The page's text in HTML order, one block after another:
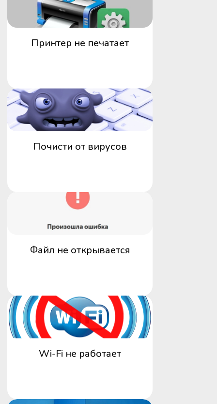
Принтер не печатает
Почисти от вирусов
Файл не открывается
Wi-Fi не работает